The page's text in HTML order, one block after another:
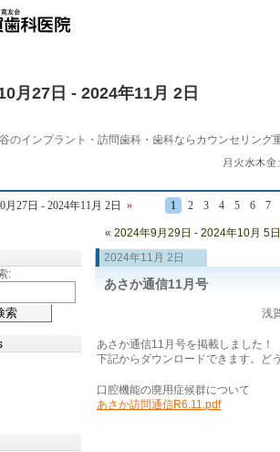
月27日 - 2024年11月 2日
のインプラント・訪問歯科・歯科ならカウンセリング
月27日 - 2024年11月 2日 » 1 2 3 4 5 6 7
2024年11月 2日
あさか通信11月号
浅
あさか通信11月号を掲載しました！
下記からダウンロードできます。ど
口腔機能の廃用症候群について
あさか訪問通信R6.11.pdf
« 2024年9月29日 - 2024年10月 5日
: